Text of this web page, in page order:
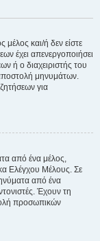
μέλος και/ή δεν είστε
έχει απενεργοποιήσει
ή ο διαχειριστής του
μηνυμάτων.
για
από ένα μέλος,
Ελέγχου Μέλους. Σε
από ένα
Έχουν τη
προσωπικών